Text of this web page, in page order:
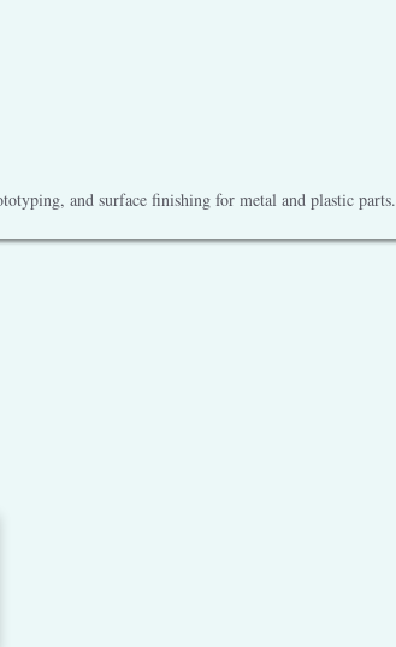
and surface finishing for metal and plastic parts.